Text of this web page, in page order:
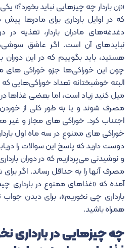
«زن باردار چه چیزهایی نباید بخورد؟»
که در اوایل بارداری برای مادرها پیش
دغدغه‌های مادران باردار، تغذیه در
نبایدهای آن است. اگر عاشق
هستید، باید بگوییم که در این دوران
چون این خوراکی‌ها جزو خوراکی های
البته خوشبختانه تعداد خوراکی‌هایی که
میل کنید زیاد است، اما بعضی غذاها در
مصرف شوند و یا به طور کلی از
اجتناب کرد. خوراکی های مجاز و غیر
خوراکی های ممنوع در سه ماه اول
و نوشیدنی می‌پردازیم که در دوران بارداری
مصرف آنها را به حداقل رساند. اگر
آمده که «غذاهای ممنوع در بارداری
بارداری چی نخوریم»، برای دیدن جواب
همراه باشید.
چه چیزهایی در بارداری